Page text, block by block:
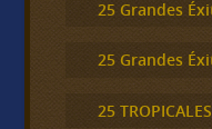
25 Grandes
25 Grandes
25